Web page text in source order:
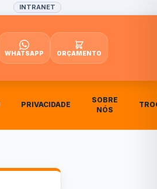
INTRANET
WHATSAPP ORÇAMENTO
PRIVACIDADE
SOBRE
NÓS